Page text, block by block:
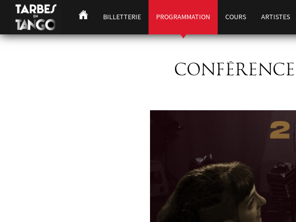
BILLETTERIE PROGRAMMATION COURS ARTISTES